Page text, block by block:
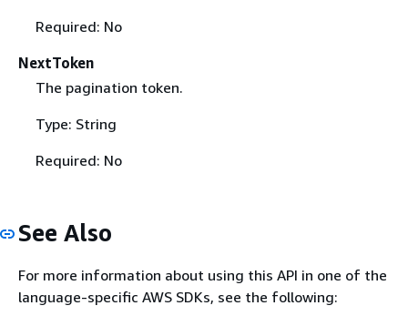
Required: No
NextToken
The pagination token.
Type: String
Required: No
See Also
For more information about using this API in one of the
language-specific AWS SDKs, see the following: